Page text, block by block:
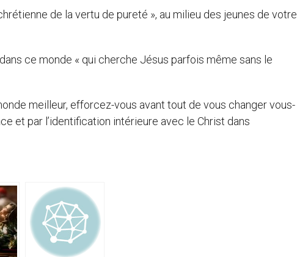
de la vertu de pureté », au milieu des jeunes de votre
ce monde « qui cherche Jésus parfois même sans le
meilleur, efforcez-vous avant tout de vous changer vous-
et par l’identification intérieure avec le Christ dans